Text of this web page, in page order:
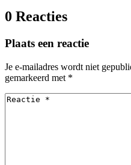
0 Reacties
Plaats een reactie
Je e-mailadres wordt niet
gemarkeerd met *